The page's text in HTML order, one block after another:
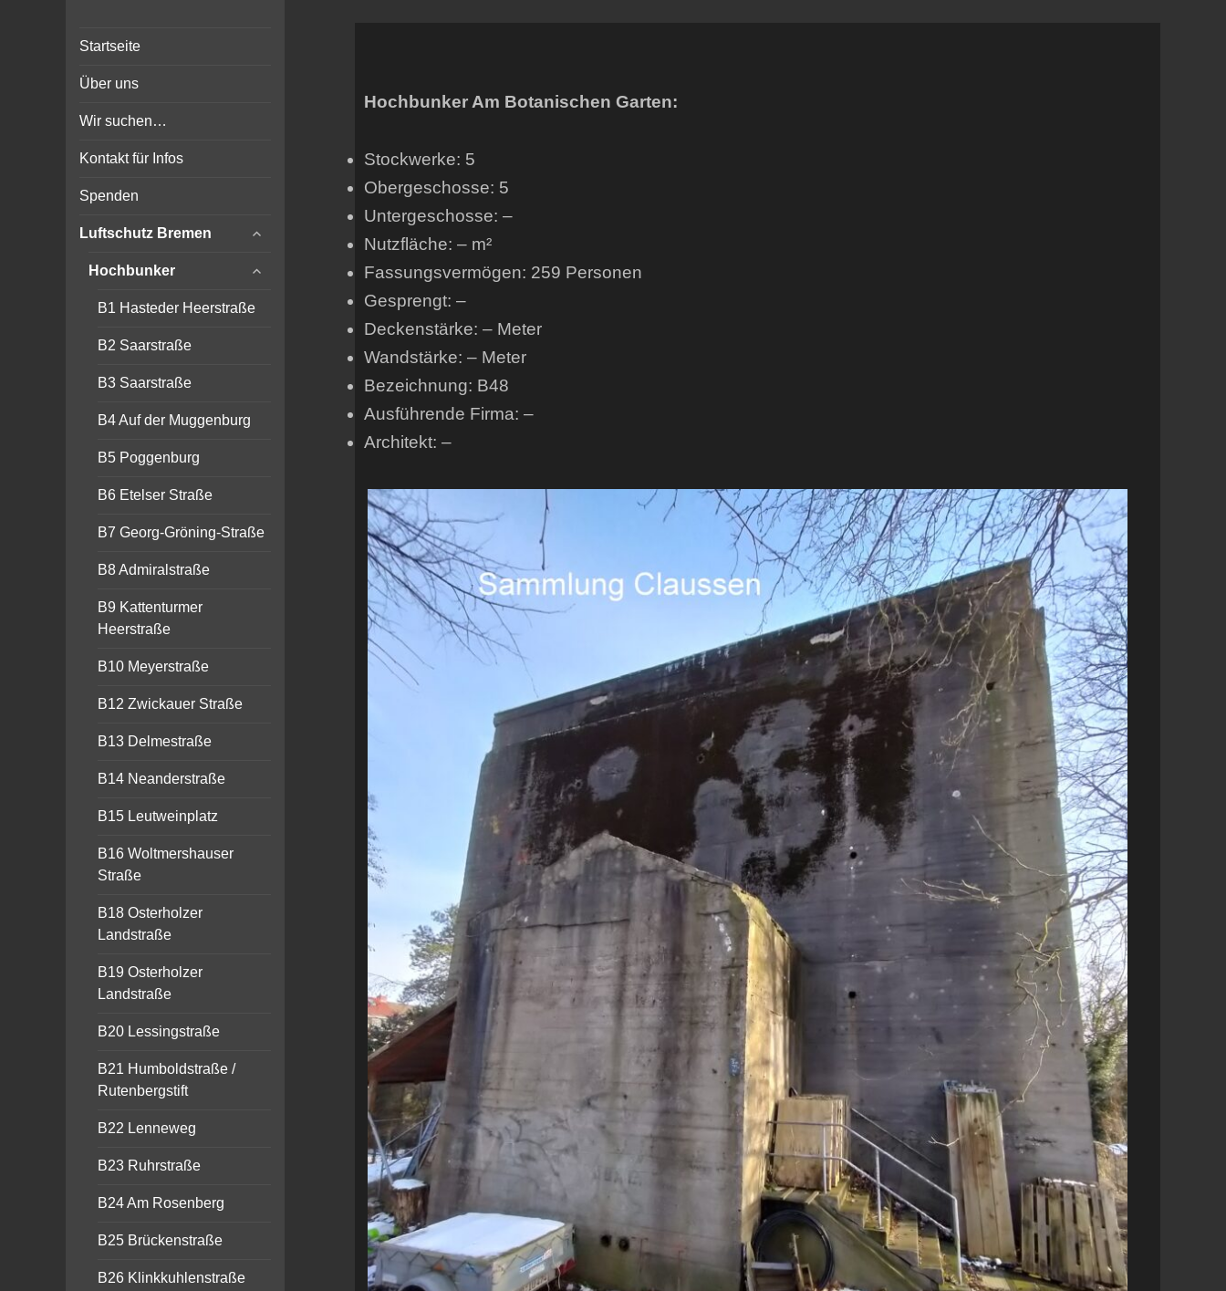
Bunker-Kiel.com
Wilhelmshaven Flensburg
Rendsburg Luftschutz Stollen
Startseite
Über uns
Wir suchen…
Kontakt für Infos
Spenden
Luftschutz Bremen
expand
menu
Hochbunker
expand
menu
B1 Hasteder Heerstraße
B2 Saarstraße
B3 Saarstraße
B4 Auf der Muggenburg
B5 Poggenburg
B6 Etelser Straße
B7 Georg-Gröning-Straße
B8 Admiralstraße
B9 Kattenturmer
Heerstraße
B10 Meyerstraße
B12 Zwickauer Straße
B13 Delmestraße
B14 Neanderstraße
B15 Leutweinplatz
B16 Woltmershauser
Straße
B18 Osterholzer
Landstraße
B19 Osterholzer
Landstraße
B20 Lessingstraße
B21 Humboldstraße /
Rutenbergstift
B22 Lenneweg
B23 Ruhrstraße
B24 Am Rosenberg
B25 Brückenstraße
B26 Klinkkuhlenstraße
Hochbunker Am Botanischen Garten:
Stockwerke: 5
Obergeschosse: 5
Untergeschosse: –
Nutzfläche: – m²
Fassungsvermögen: 259 Personen
Gesprengt: –
Deckenstärke: – Meter
Wandstärke: – Meter
Bezeichnung: B48
Ausführende Firma: –
Architekt: –